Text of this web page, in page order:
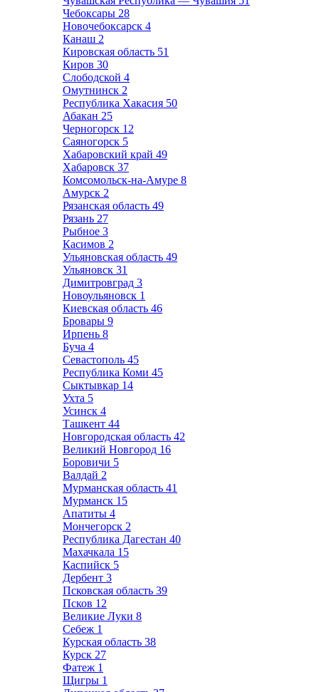
Чебоксары 28
Новочебоксарск 4
Канаш 2
Кировская область 51
Киров 30
Слободской 4
Омутнинск 2
Республика Хакасия 50
Абакан 25
Черногорск 12
Саяногорск 5
Хабаровский край 49
Хабаровск 37
Комсомольск-на-Амуре 8
Амурск 2
Рязанская область 49
Рязань 27
Рыбное 3
Касимов 2
Ульяновская область 49
Ульяновск 31
Димитровград 3
Новоульяновск 1
Киевская область 46
Бровары 9
Ирпень 8
Буча 4
Севастополь 45
Республика Коми 45
Сыктывкар 14
Ухта 5
Усинск 4
Ташкент 44
Новгородская область 42
Великий Новгород 16
Боровичи 5
Валдай 2
Мурманская область 41
Мурманск 15
Апатиты 4
Мончегорск 2
Республика Дагестан 40
Махачкала 15
Каспийск 5
Дербент 3
Псковская область 39
Псков 12
Великие Луки 8
Себеж 1
Курская область 38
Курск 27
Фатеж 1
Щигры 1